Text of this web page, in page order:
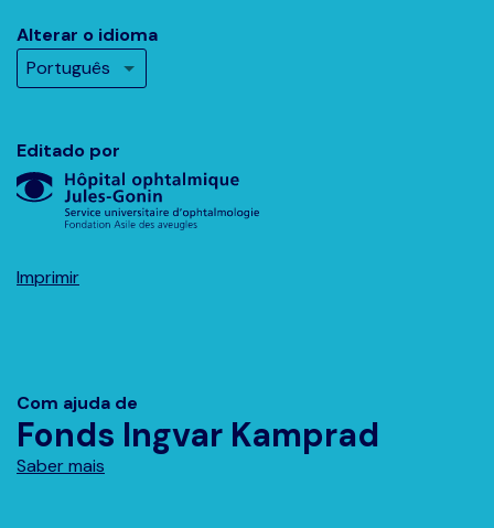
Editado por
Imprimir
Com ajuda de
Fonds Ingvar Kamprad
Saber mais
Alterar o idioma